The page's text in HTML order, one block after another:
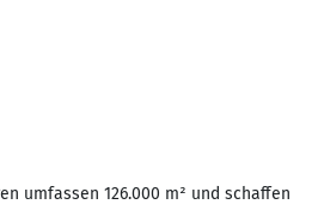
umfassen 126.000 m² und schaffen